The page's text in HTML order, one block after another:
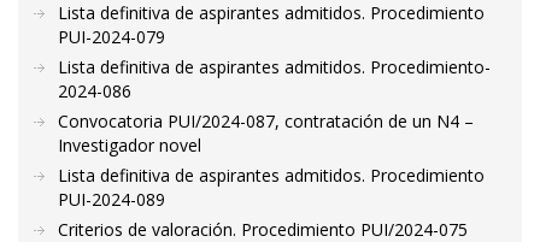
Lista definitiva de aspirantes admitidos. Procedimiento
PUI-2024-079
Lista definitiva de aspirantes admitidos. Procedimiento-
2024-086
Convocatoria PUI/2024-087, contratación de un N4 –
Investigador novel
Lista definitiva de aspirantes admitidos. Procedimiento
PUI-2024-089
Criterios de valoración. Procedimiento PUI/2024-075